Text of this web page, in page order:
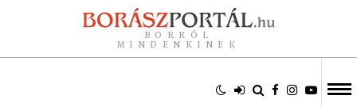
BORRÓL
MINDENKINEK